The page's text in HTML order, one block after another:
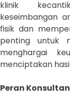
klinik
keseimbangan
fisik dan
penting untuk
menghargai
menciptakan
Peran